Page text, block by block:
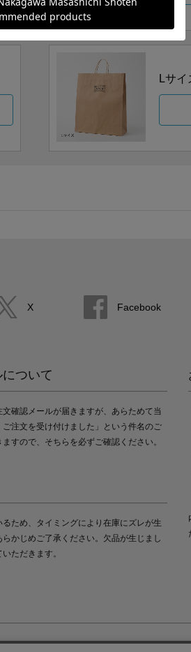
Lサイ
X Facebook
ついて
確認メールが届きますが、あらためて当
注文を受け付けました」という件名のご
すので、そちらを必ずご確認ください。
ため、タイミングにより在庫にズレが生
かじめご了承ください。欠品が生じまし
ただきます。